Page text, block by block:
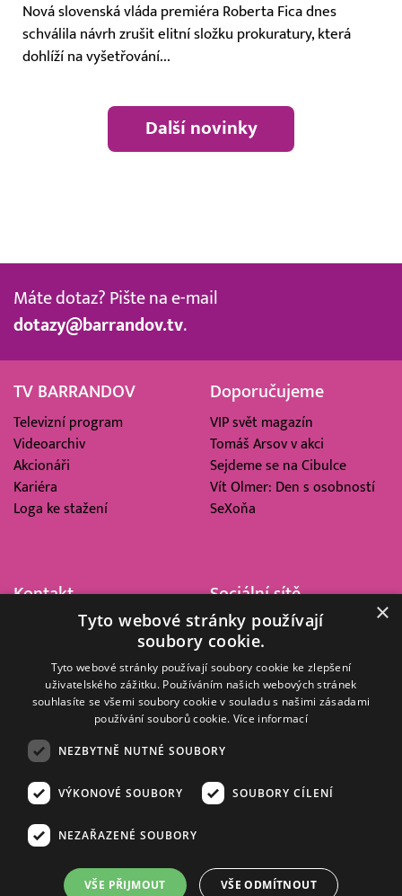
Nová slovenská vláda premiéra Roberta Fica dnes
schválila návrh zrušit elitní složku prokuratury, která
dohlíží na vyšetřování...
Další novinky
Máte dotaz? Pište na e-mail
dotazy@barrandov.tv.
TV BARRANDOV
Televizní program
Videoarchiv
Akcionáři
Kariéra
Loga ke stažení
Doporučujeme
VIP svět magazín
Tomáš Arsov v akci
Sejdeme se na Cibulce
Vít Olmer: Den s osobností
SeXoňa
Kontakt
Barrandov Televizní Studio,
Kříženeckého nám. 322
152 00 Praha 5
IČ 416 93 311
Sociální sítě
© 2008–2026 EMPRESA MEDIA, a.s. Všechna práva vyhrazena.
Zásady ochrany osobních a dalších zpracovávaných údajů
Informace o měření sledovanosti videa ve video archivu
×
Tyto webové stránky používají
soubory cookie.
Tyto webové stránky používají soubory cookie ke zlepšení
uživatelského zážitku. Používáním našich webových stránek
souhlasíte se všemi soubory cookie v souladu s našimi zásadami
používání souborů cookie. Více informací
NEZBYTNĚ NUTNÉ SOUBORY
VÝKONOVÉ SOUBORY SOUBORY CÍLENÍ
NEZAŘAZENÉ SOUBORY
VŠE PŘIJMOUT VŠE ODMÍTNOUT